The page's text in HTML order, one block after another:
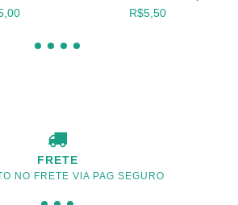
CM) 15 G
R$5,50
FRETE
NO FRETE VIA PAG SEGURO